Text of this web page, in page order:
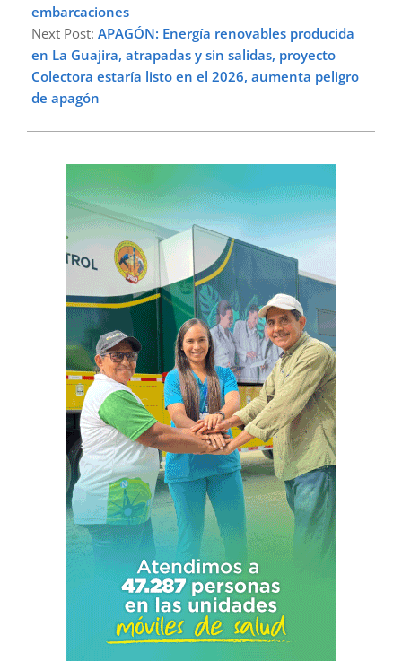
embarcaciones
Next Post: APAGÓN: Energía renovables producida
en La Guajira, atrapadas y sin salidas, proyecto
Colectora estaría listo en el 2026, aumenta peligro
de apagón